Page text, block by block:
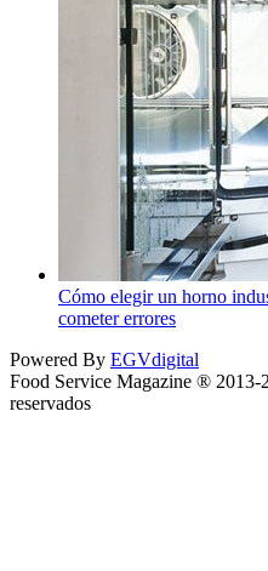
Cómo elegir un horno
cometer errores
Powered By EGVdigital
Food Service Magazine ® 2013-
reservados